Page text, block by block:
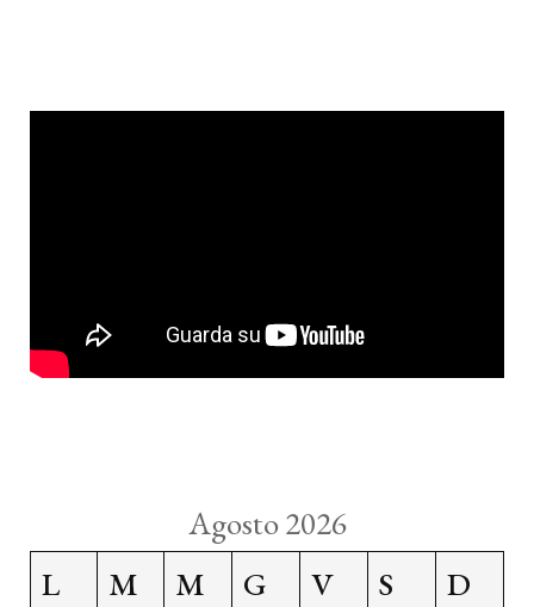
Agosto 2026
L
M M G V S
D